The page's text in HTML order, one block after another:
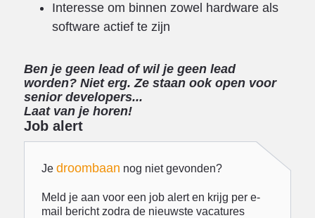
Interesse om binnen zowel hardware als
software actief te zijn
Ben je geen lead of wil je geen lead
worden? Niet erg. Ze staan ook open voor
senior developers...
Laat van je horen!
Job alert
Je droombaan nog niet gevonden?
Meld je aan voor een job alert en krijg per e-
mail bericht zodra de nieuwste vacatures